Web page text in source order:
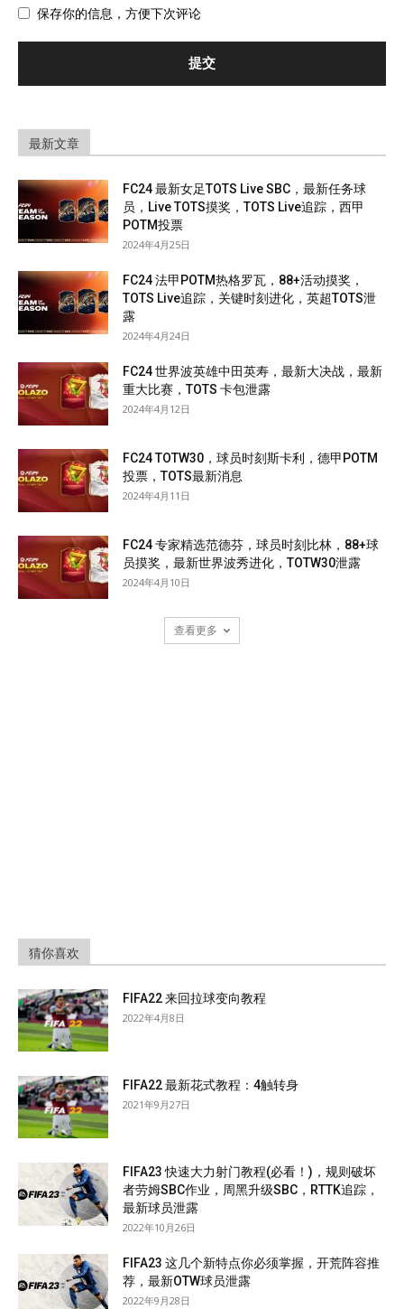
保存你的信息，方便下次评论
最新文章
FC24 最新女足TOTS Live SBC，最新任务球
员，Live TOTS摸奖，TOTS Live追踪，西甲
POTM投票
2024年4月25日
FC24 法甲POTM热格罗瓦，88+活动摸奖，
TOTS Live追踪，关键时刻进化，英超TOTS泄
露
2024年4月24日
FC24 世界波英雄中田英寿，最新大决战，最新
重大比赛，TOTS 卡包泄露
2024年4月12日
FC24 TOTW30，球员时刻斯卡利，德甲POTM
投票，TOTS最新消息
2024年4月11日
FC24 专家精选范德芬，球员时刻比林，88+球
员摸奖，最新世界波秀进化，TOTW30泄露
2024年4月10日
查看更多
猜你喜欢
FIFA22 来回拉球变向教程
2022年4月8日
FIFA22 最新花式教程：4触转身
2021年9月27日
FIFA23 快速大力射门教程(必看！)，规则破坏
者劳姆SBC作业，周黑升级SBC，RTTK追踪，
最新球员泄露
2022年10月26日
FIFA23 这几个新特点你必须掌握，开荒阵容推
荐，最新OTW球员泄露
2022年9月28日